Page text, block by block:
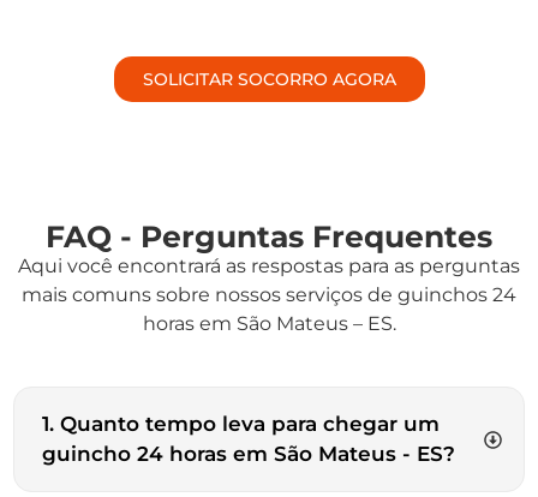
SOLICITAR SOCORRO AGORA
FAQ - Perguntas Frequentes
Aqui você encontrará as respostas para as perguntas
mais comuns sobre nossos serviços de guinchos 24
horas em São Mateus – ES.
1. Quanto tempo leva para chegar um
guincho 24 horas em São Mateus - ES?